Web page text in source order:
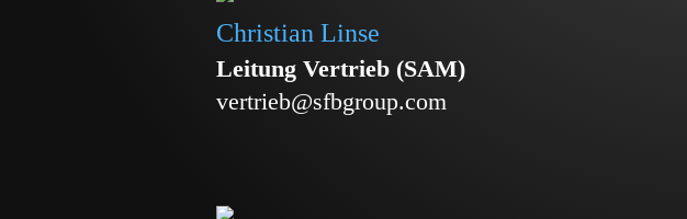
Christian Linse
Leitung Vertrieb (SAM)
vertrieb@sfbgroup.com